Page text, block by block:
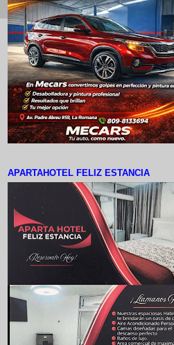
APARTAHOTEL FELIZ ESTANCIA